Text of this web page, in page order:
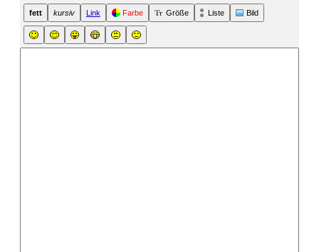
fett kursiv Link Farbe Größe Liste Bild